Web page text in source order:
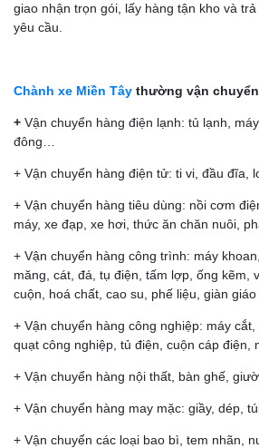
giao nhận trọn gói, lấy hàng tận kho và
yêu cầu.
Chành xe Miền Tây thường vận
+ Vận chuyển hàng điện lạnh: tủ lạnh,
đông…
+ Vận chuyển hàng điện tử: ti vi, đầu đĩa,
+ Vận chuyển hàng tiêu dùng: nồi cơm
máy, xe đạp, xe hơi, thức ăn chăn nuôi,
+ Vận chuyển hàng công trình: máy
măng, cát, đá, tụ điện, tấm lợp, ống kẽm,
cuộn, hoá chất, cao su, phế liệu, giàn
+ Vận chuyển hàng công nghiệp: máy cắt,
quạt công nghiệp, tủ điện, cuộn cáp điện,
+ Vận chuyển hàng nội thất, bàn ghế,
+ Vận chuyển hàng may mặc: giầy, dép,
+ Vận chuyển các loại bao bì, tem nhãn,
CHÀNH XE VĨNH LONG: GIÁ CƯỚC
TRONG NGÀY